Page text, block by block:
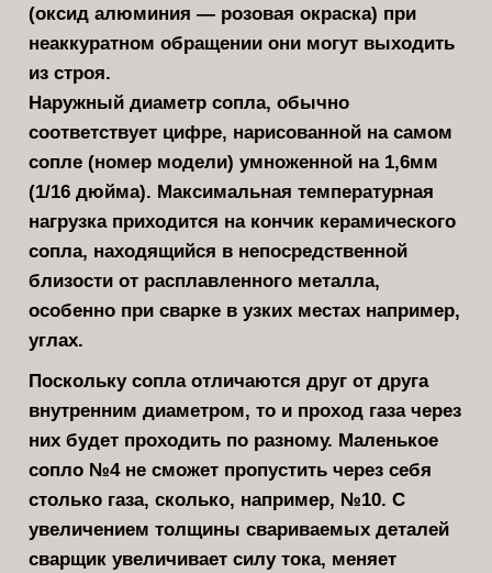
(оксид алюминия — розовая окраска) при
неаккуратном обращении они могут выходить
из строя.
Наружный диаметр сопла, обычно
соответствует цифре, нарисованной на самом
сопле (номер модели) умноженной на 1,6мм
(1/16 дюйма). Максимальная температурная
нагрузка приходится на кончик керамического
сопла, находящийся в непосредственной
близости от расплавленного металла,
особенно при сварке в узких местах например,
углах.
Поскольку сопла отличаются друг от друга
внутренним диаметром, то и проход газа через
них будет проходить по разному. Маленькое
сопло №4 не сможет пропустить через себя
столько газа, сколько, например, №10. С
увеличением толщины свариваемых деталей
сварщик увеличивает силу тока, меняет